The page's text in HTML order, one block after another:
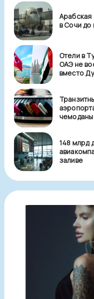
Арабская
в Сочи до
Отели в
ОАЭ не
вместо
148 млрд
заливе